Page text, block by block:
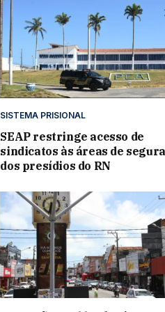
SISTEMA PRISIONAL
SEAP restringe acesso de
sindicatos às áreas de
dos presídios do RN